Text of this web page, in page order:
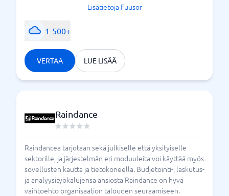
Lisätietoja Fuusor
1-500+
VERTAA LUE LISÄÄ
Raindance
Raindancea tarjotaan sekä julkiselle että yksityiselle
sektorille, ja järjestelmän eri moduuleita voi käyttää myös
sovellusten kautta ja tietokoneella. Budjetointi-, laskutus-
ja analyysityökalujensa ansiosta Raindance on hyvä
vaihtoehto organisaation talouden seuraamiseen.